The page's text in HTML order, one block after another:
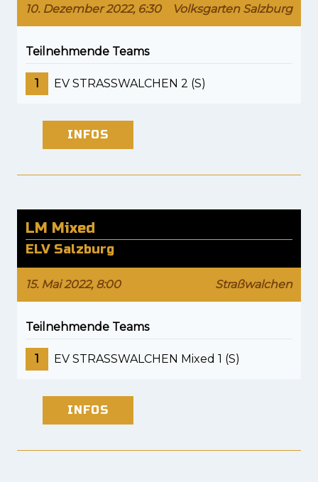
10. Dezember 2022, 6:30 Volksgarten Salzburg
Teilnehmende Teams
1 EV STRASSWALCHEN 2 (S)
INFOS
LM Mixed
ELV Salzburg
15. Mai 2022, 8:00 Straßwalchen
Teilnehmende Teams
1 EV STRASSWALCHEN Mixed 1 (S)
INFOS